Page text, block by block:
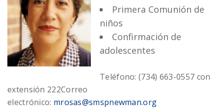
Primera Comunión de
niños
Confirmación de
adolescentes
Teléfono: (734) 663-0557 con
extensión 222Correo
electrónico: mrosas@smspnewman.org